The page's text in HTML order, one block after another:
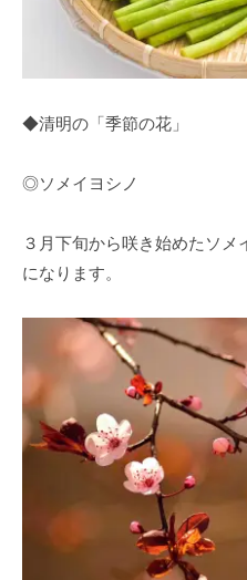
◆清明の「季節の花」
◎ソメイヨシノ
３月下旬から咲き始めたソ
になります。